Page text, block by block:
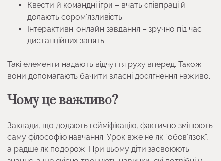
Квести й командні ігри – вчать співпраці й
долають сором’язливість.
Інтерактивні онлайн завдання – зручно під час
дистанційних занять.
Такі елементи надають відчуття руху вперед. Також
вони допомагають бачити власні досягнення наживо.
Чому це важливо?
Заклади, що додають гейміфікацію, фактично змінюють
саму філософію навчання. Урок вже не як “обов’язок”,
а радше як подорож. При цьому діти засвоюють